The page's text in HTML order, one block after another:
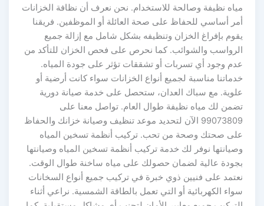
مياه نظيفة وصالحة للاستخدام. نحن نعرف أن نظافة الخزانات
أمر أساسي للحفاظ على صحة العائلة أو الموظفين. فريقنا
يقوم بإفراغ الخزان وتنظيفه بشكل شامل مع إزالة جميع
الرواسب والشوائب. كما نحرص على فحص الخزان للتأكد من
عدم وجود أي تسربات أو تشققات تؤثر على جودة المياه.
خدماتنا مناسبة لجميع أنواع الخزانات سواء كانت أرضية أو
علوية. مع سباك العدان، ستحصل على خدمة صيانة دورية
تضمن لك مياه نظيفة طوال العام. تواصل معنا على
99073809 الآن لتحديد موعد تنظيف وصيانة خزانك والحفاظ
على صحتك وصحة من تحب. تركيب أنظمة تسخين المياه
وصيانتها نوفر لك خدمة تركيب أنظمة تسخين المياه وصيانتها
بجودة عالية لضمان حصولك على مياه ساخنة طوال الوقت.
نعتمد على فنيين ذوي خبرة في تركيب جميع أنواع السخانات
سواء الكهربائية أو التي تعمل بالطاقة الشمسية. نراعي أثناء